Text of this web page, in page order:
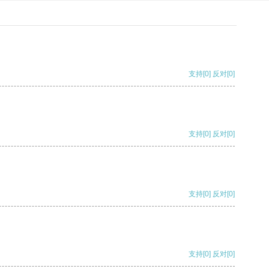
支持[0] 反对[0]
支持[0] 反对[0]
支持[0] 反对[0]
支持[0] 反对[0]